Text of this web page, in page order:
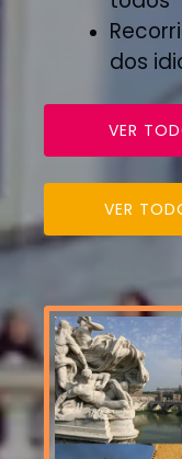
dos
VER
VER